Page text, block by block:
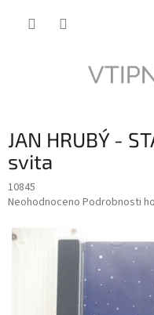
JAN HRUBÝ -
svita
10845
Průměrné
produktu
je
hvězdiček.
Neohodnoceno Podrobnosti